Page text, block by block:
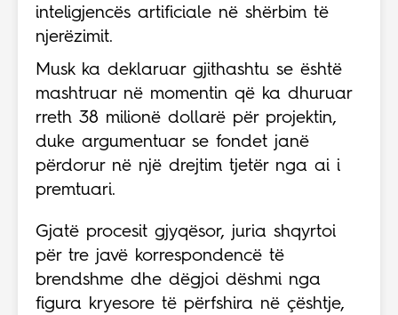
inteligjencës artificiale në shërbim të
njerëzimit.
Musk ka deklaruar gjithashtu se është
mashtruar në momentin që ka dhuruar
rreth 38 milionë dollarë për projektin,
duke argumentuar se fondet janë
përdorur në një drejtim tjetër nga ai i
premtuari.
Gjatë procesit gjyqësor, juria shqyrtoi
për tre javë korrespondencë të
brendshme dhe dëgjoi dëshmi nga
figura kryesore të përfshira në çështje,